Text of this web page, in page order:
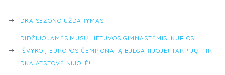
DKA SEZONO UŽDARYMAS
DIDŽIUOJAMĖS MŪSŲ LIETUVOS GIMNASTĖMIS, KURIOS
IŠVYKO Į EUROPOS ČEMPIONATĄ BULGARIJOJE! TARP JŲ – IR
DKA ATSTOVĖ NIJOLĖ!